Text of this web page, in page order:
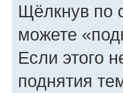
Щёлкнув по
можете
Если этого
поднятия